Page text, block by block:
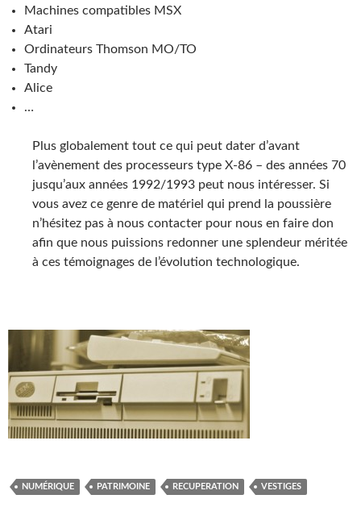
Machines compatibles MSX
Atari
Ordinateurs Thomson MO/TO
Tandy
Alice
…
Plus globalement tout ce qui peut dater d’avant
l’avènement des processeurs type X-86 – des années 70
jusqu’aux années 1992/1993 peut nous intéresser. Si
vous avez ce genre de matériel qui prend la poussière
n’hésitez pas à nous contacter pour nous en faire don
afin que nous puissions redonner une splendeur méritée
à ces témoignages de l’évolution technologique.
NUMÉRIQUE PATRIMOINE RECUPERATION VESTIGES